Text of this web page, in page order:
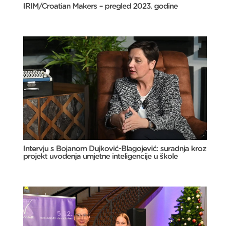
IRIM/Croatian Makers – pregled 2023. godine
Intervju s Bojanom Dujković-Blagojević: suradnja kroz
projekt uvođenja umjetne inteligencije u škole